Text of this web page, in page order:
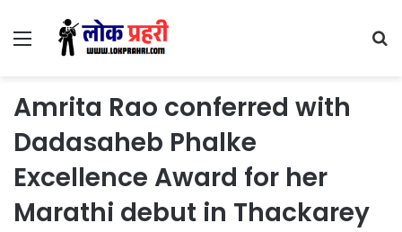
Menu
Amrita Rao conferred with
Dadasaheb Phalke
Excellence Award for her
Marathi debut in Thackarey